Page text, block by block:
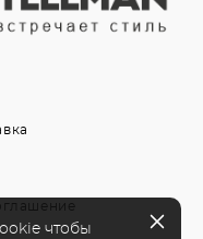
чтобы